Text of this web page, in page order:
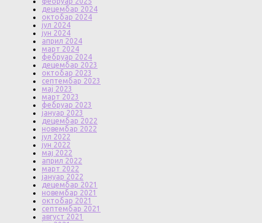
децембар 2024
октобар 2024
јул 2024
јун 2024
април 2024
март 2024
фебруар 2024
децембар 2023
октобар 2023
септембар 2023
мај 2023
март 2023
фебруар 2023
јануар 2023
децембар 2022
новембар 2022
јул 2022
јун 2022
мај 2022
април 2022
март 2022
јануар 2022
децембар 2021
новембар 2021
октобар 2021
септембар 2021
август 2021